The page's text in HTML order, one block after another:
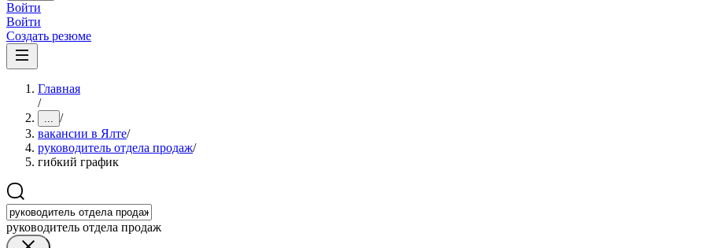
Войти
Войти
Создать резюме
Главная
/
... /
вакансии в Ялте/
руководитель отдела продаж/
гибкий график
руководитель отдела продаж